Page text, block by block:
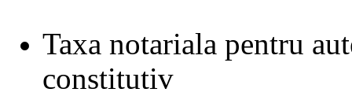
Taxa notariala pentru
constitutiv